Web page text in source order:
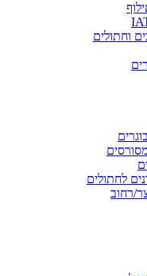
וחתולים
לחתולים
רחוב